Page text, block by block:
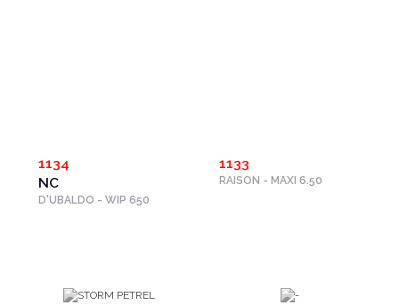
1134
NC
D'UBALDO - WIP 650
1133
RAISON - MAXI 6.50